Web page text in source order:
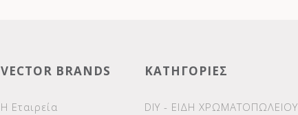
VECTOR BRANDS
Η Εταιρεία
ΚΑΤΗΓΟΡΙΕΣ
DIY - ΕΙΔΗ ΧΡΩΜΑΤΟΠΩΛΕΙΟΥ